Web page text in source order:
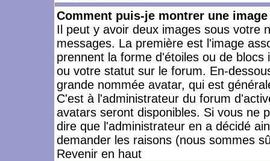
Comment puis-je montrer une
Il peut y avoir deux images sous votre
messages. La première est l'image
prennent la forme d'étoiles ou de
ou votre statut sur le forum. En-
grande nommée avatar, qui est
C'est à l'administrateur du forum
avatars seront disponibles. Si vous ne
dire que l'administrateur en a décidé
demander les raisons (nous sommes
Revenir en haut